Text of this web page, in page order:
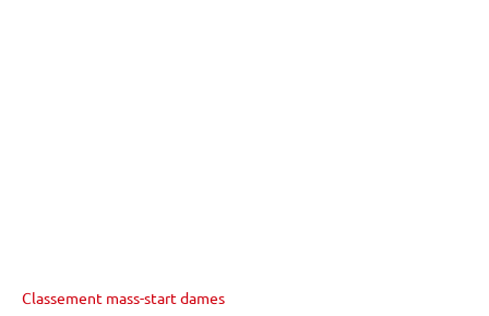
Classement mass-start dames